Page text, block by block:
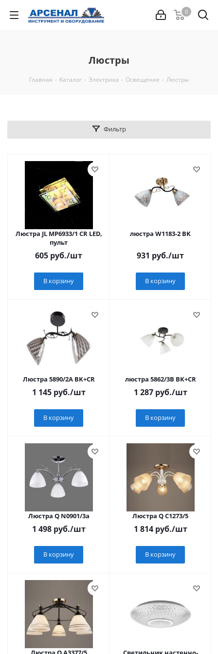
0
Люстры
Главная - Каталог - Электрика - Освещение - Люстры
Фильтр
Люстра JL MP6933/1 CR LED,
пульт
605 руб./шт
В корзину
люстра W1183-2 BK
931 руб./шт
В корзину
Люстра 5890/2A BK+CR
1 145руб./шт
В корзину
люстра 5862/3B BK+CR
1 287руб./шт
В корзину
Люстра Q N0901/3a
1 498руб./шт
В корзину
Люстра Q C1273/5
1 814руб./шт
В корзину